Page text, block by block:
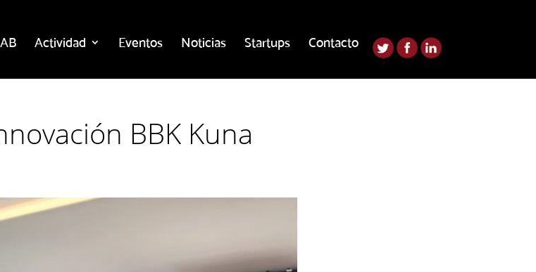
Actividad Eventos Noticias Startups Contacto
BBK Kuna